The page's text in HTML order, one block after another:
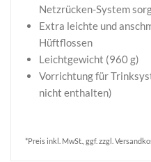
Netzrücken-System
Extra leichte und
Hüftflossen
Leichtgewicht (960 g)
Vorrichtung für
nicht enthalten)
*Preis inkl. MwSt., ggf. zzgl.